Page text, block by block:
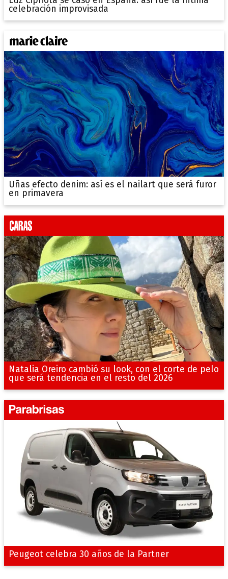
celebración improvisada
Uñas efecto denim: así es el nailart que será furor
en primavera
Natalia Oreiro cambió su look, con el corte de pelo
que será tendencia en el resto del 2026
Peugeot celebra 30 años de la Partner